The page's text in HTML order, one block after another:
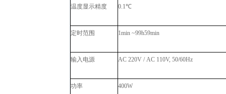
温度显示精度 0.1℃
定时范围 1min ~99h59min
输入电源 AC 220V / AC 110V, 50/60Hz
功率 400W